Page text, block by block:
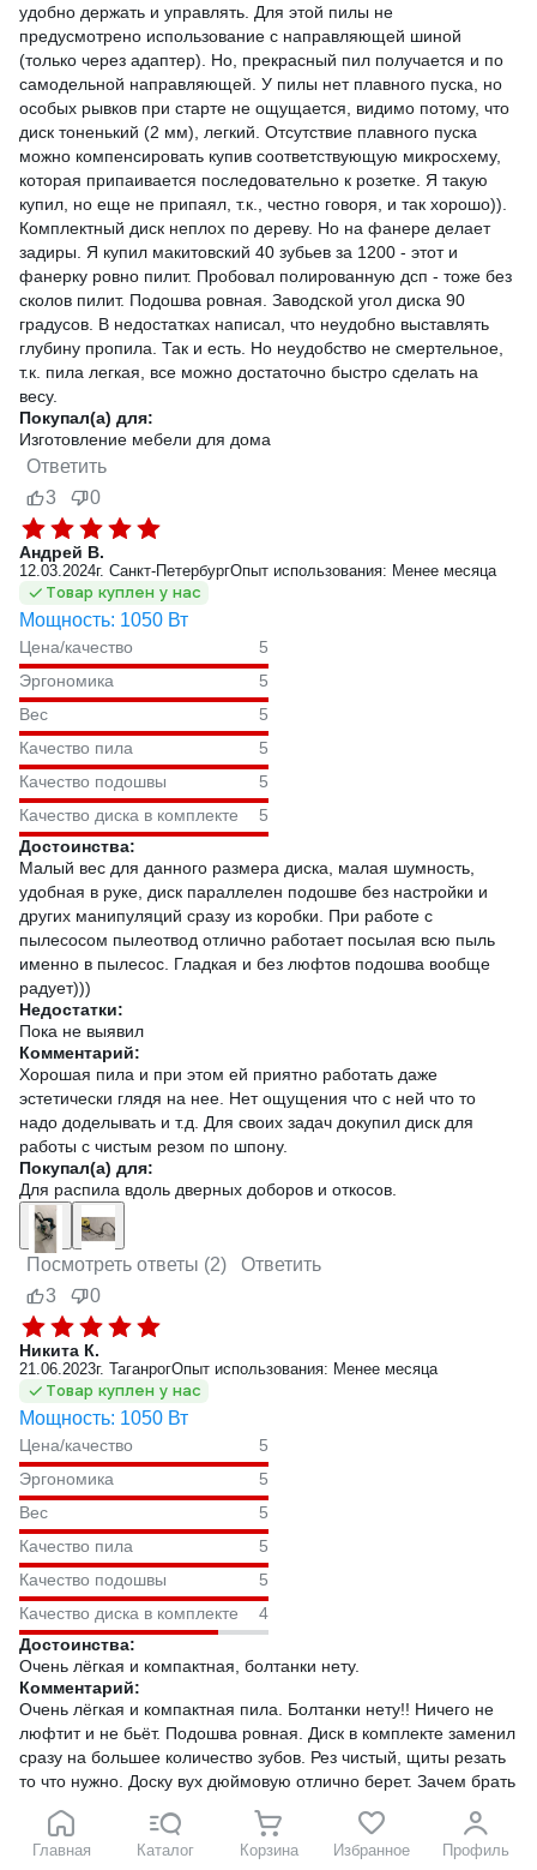
Главная Каталог Корзина Избранное Профиль
удобно держать и управлять. Для этой пилы не
предусмотрено использование с направляющей шиной
(только через адаптер). Но, прекрасный пил получается и по
самодельной направляющей. У пилы нет плавного пуска, но
особых рывков при старте не ощущается, видимо потому, что
диск тоненький (2 мм), легкий. Отсутствие плавного пуска
можно компенсировать купив соответствующую микросхему,
которая припаивается последовательно к розетке. Я такую
купил, но еще не припаял, т.к., честно говоря, и так хорошо)).
Комплектный диск неплох по дереву. Но на фанере делает
задиры. Я купил макитовский 40 зубьев за 1200 - этот и
фанерку ровно пилит. Пробовал полированную дсп - тоже без
сколов пилит. Подошва ровная. Заводской угол диска 90
градусов. В недостатках написал, что неудобно выставлять
глубину пропила. Так и есть. Но неудобство не смертельное,
т.к. пила легкая, все можно достаточно быстро сделать на
весу.
Покупал(а) для:
Изготовление мебели для дома
Ответить
3
0
Андрей В.
12.03.2024г. Санкт-ПетербургОпыт использования: Менее месяца
Товар куплен у нас
Мощность: 1050 Вт
Цена/качество
5
Эргономика
5
Вес
5
Качество пила
5
Качество подошвы
5
Качество диска в комплекте
5
Достоинства:
Малый вес для данного размера диска, малая шумность,
удобная в руке, диск параллелен подошве без настройки и
других манипуляций сразу из коробки. При работе с
пылесосом пылеотвод отлично работает посылая всю пыль
именно в пылесос. Гладкая и без люфтов подошва вообще
радует)))
Недостатки:
Пока не выявил
Комментарий:
Хорошая пила и при этом ей приятно работать даже
эстетически глядя на нее. Нет ощущения что с ней что то
надо доделывать и т.д. Для своих задач докупил диск для
работы с чистым резом по шпону.
Покупал(а) для:
Для распила вдоль дверных доборов и откосов.
Посмотреть ответы (2)
Ответить
3
0
Никита К.
21.06.2023г. ТаганрогОпыт использования: Менее месяца
Товар куплен у нас
Мощность: 1050 Вт
Цена/качество
5
Эргономика
5
Вес
5
Качество пила
5
Качество подошвы
5
Качество диска в комплекте
4
Достоинства:
Очень лёгкая и компактная, болтанки нету.
Комментарий:
Очень лёгкая и компактная пила. Болтанки нету!! Ничего не
люфтит и не бьёт. Подошва ровная. Диск в комплекте заменил
сразу на большее количество зубов. Рез чистый, щиты резать
то что нужно. Доску вух дюймовую отлично берет. Зачем брать
190 диск не понимаю, этой хватает полностью 💪под защитой
стоит резиновая втулка , чтоб было тихо и мягко. Пила супер
,хоть сделана и в Китае.